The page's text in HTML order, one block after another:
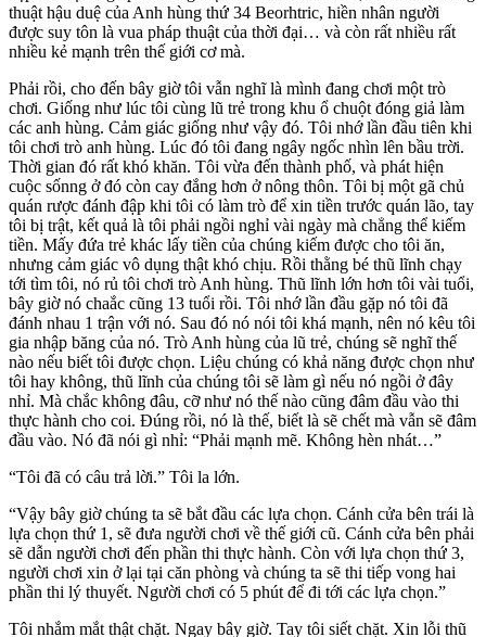
thuật hậu duệ của Anh hùng thứ 34 Beorhtric, hiền nhân người
được suy tôn là vua pháp thuật của thời đại… và còn rất nhiều rất
nhiều kẻ mạnh trên thế giới cơ mà.
Phải rồi, cho đến bây giờ tôi vẫn nghĩ là mình đang chơi một trò
chơi. Giống như lúc tôi cùng lũ trẻ trong khu ổ chuột đóng giả làm
các anh hùng. Cảm giác giống như vậy đó. Tôi nhớ lần đầu tiên khi
tôi chơi trò anh hùng. Lúc đó tôi đang ngây ngốc nhìn lên bầu trời.
Thời gian đó rất khó khăn. Tôi vừa đến thành phố, và phát hiện
cuộc sốnng ở đó còn cay đắng hơn ở nông thôn. Tôi bị một gã chủ
quán rược đánh đập khi tôi có làm trò để xin tiền trước quán lão, tay
tôi bị trật, kết quả là tôi phải ngồi nghỉ vài ngày mà chẳng thể kiếm
tiền. Mấy đứa trẻ khác lấy tiền của chúng kiếm được cho tôi ăn,
nhưng cảm giác vô dụng thật khó chịu. Rồi thằng bé thũ lĩnh chạy
tới tìm tôi, nó rủ tôi chơi trò Anh hùng. Thũ lĩnh lớn hơn tôi vài tuổi,
bây giờ nó chaắc cũng 13 tuổi rồi. Tôi nhớ lần đầu gặp nó tôi đã
đánh nhau 1 trận với nó. Sau đó nó nói tôi khá mạnh, nên nó kêu tôi
gia nhập băng của nó. Trò Anh hùng của lũ trẻ, chúng sẽ nghĩ thế
nào nếu biết tôi được chọn. Liệu chúng có khả năng được chọn như
tôi hay không, thũ lĩnh của chúng tôi sẽ làm gì nếu nó ngồi ở đây
nhỉ. Mà chắc không đâu, cỡ như nó thế nào cũng đâm đầu vào thi
thực hành cho coi. Đúng rồi, nó là thế, biết là sẽ chết mà vẫn sẽ đâm
đầu vào. Nó đã nói gì nhỉ: “Phải mạnh mẽ. Không hèn nhát…”
“Tôi đã có câu trả lời.” Tôi la lớn.
“Vậy bây giờ chúng ta sẽ bắt đầu các lựa chọn. Cánh cửa bên trái là
lựa chọn thứ 1, sẽ đưa người chơi về thế giới cũ. Cánh cửa bên phải
sẽ dẫn người chơi đến phần thi thực hành. Còn với lựa chọn thứ 3,
người chơi xin ở lại tại căn phòng và chúng ta sẽ thi tiếp vong hai
phần thi lý thuyết. Người chơi có 5 phút để đi tới các lựa chọn.”
Tôi nhắm mắt thật chặt. Ngay bây giờ. Tay tôi siết chặt. Xin lỗi thũ